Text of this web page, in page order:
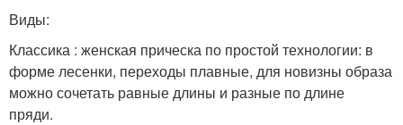
Виды:
Классика : женская прическа по простой технологии: в
форме лесенки, переходы плавные, для новизны образа
можно сочетать равные длины и разные по длине
пряди.